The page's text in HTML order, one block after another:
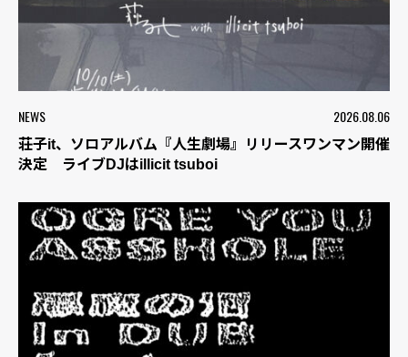
NEWS 2026.08.06
荘子it、ソロアルバム『人生劇場』リリースワンマン開催
決定 ライブDJはillicit tsuboi